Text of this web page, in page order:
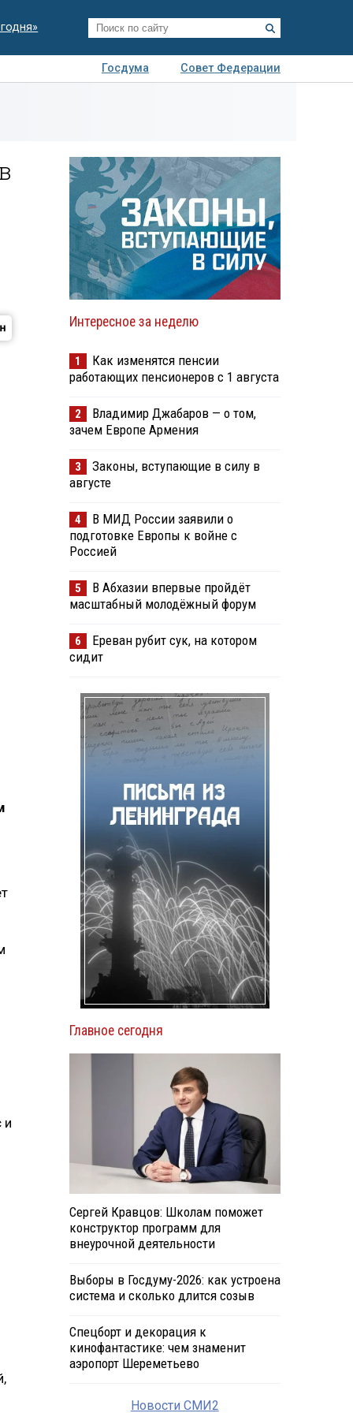
Госдума
Совет Федерации
и
Интересное за неделю
1
Как изменятся пенсии
работающих пенсионеров с 1 августа
2
Владимир Джабаров — о том,
зачем Европе Армения
3
Законы, вступающие в силу в
августе
4
В МИД России заявили о
подготовке Европы к войне с
Россией
5
В Абхазии впервые пройдёт
масштабный молодёжный форум
6
Ереван рубит сук, на котором
сидит
Главное сегодня
Сергей Кравцов: Школам поможет
конструктор программ для
внеурочной деятельности
Выборы в Госдуму-2026: как устроена
система и сколько длится созыв
Спецборт и декорация к
кинофантастике: чем знаменит
аэропорт Шереметьево
Новости СМИ2